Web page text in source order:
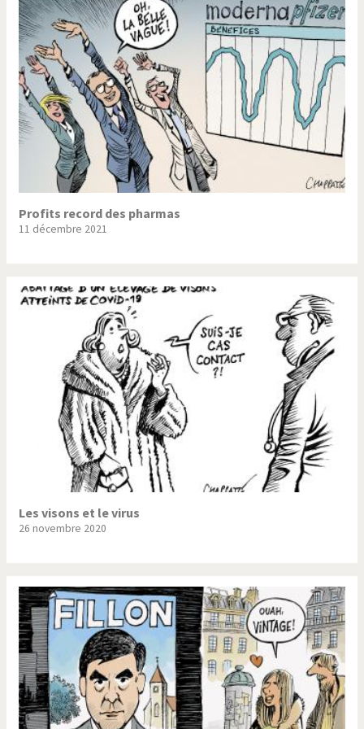
Trump II Un monde de foot
Vous avez dit "Islam"?
Profits record des pharmas
11 décembre 2021
Les visons et le virus
26 novembre 2020